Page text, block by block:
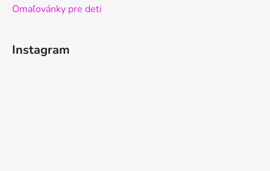
Omaľovánky pre deti
Instagram